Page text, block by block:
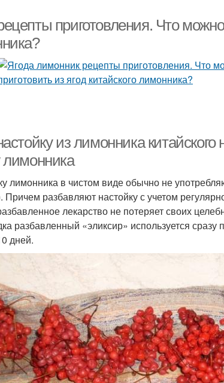
приготовления. Что можно
из лимонника
лимонника
лимонника в чистом виде обычно не
разбавляют настойку с учетом
лекарство не потеряет своих
разбавленный «эликсир» используется сразу
дней.